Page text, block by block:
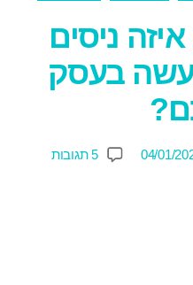
ניסים
בעסק
04/01/ 5 תגובות